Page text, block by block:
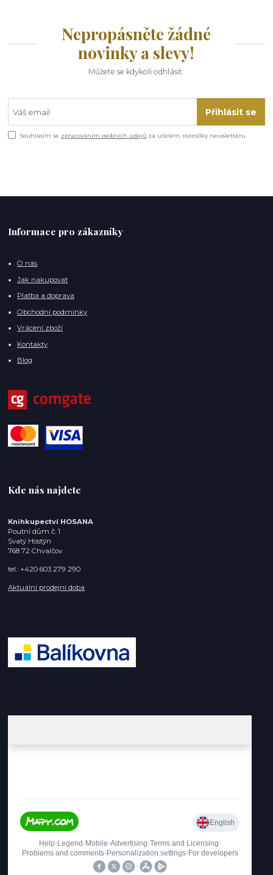
Nepropásněte žádné
novinky a slevy!
Můžete se kdykoli odhlásit.
Přihlásit se
Souhlasím se zpracováním osobních údajů za účelem rozesílky newsletteru.
Informace pro zákazníky
O nás
Jak nakupovat
Platba a doprava
Obchodní podmínky
Vrácení zboží
Kontakty
Blog
Kde nás najdete
Knihkupectví HOSANA
Poutní dům č. 1
Svatý Hostýn
768 72 Chvalčov
tel.: +420 603 279 290
Aktuální prodejní doba